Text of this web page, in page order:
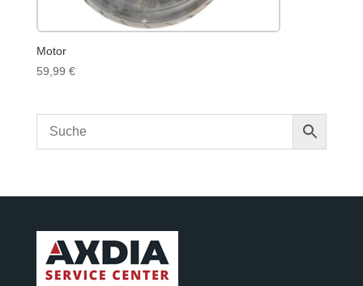
Motor
59,99 €